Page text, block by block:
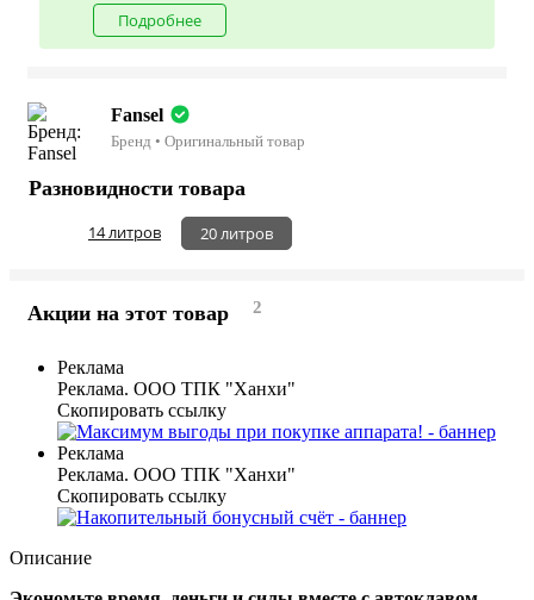
Подробнее
Fansel
Бренд • Оригинальный товар
Разновидности товара
14 литров 20 литров
Акции на этот товар 2
Реклама
Реклама. ООО ТПК "Ханхи"
Скопировать ссылку
Реклама
Реклама. ООО ТПК "Ханхи"
Скопировать ссылку
Описание